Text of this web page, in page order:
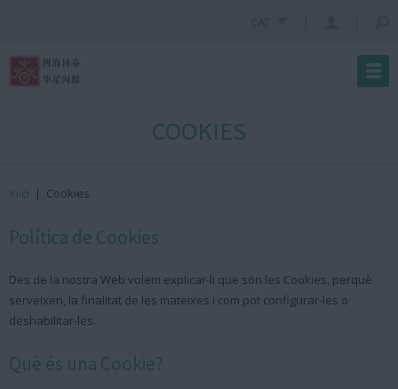
COOKIES
Inici | Cookies
Política de Cookies
Des de la nostra Web volem explicar-li que són les Cookies, perquè
serveixen, la finalitat de les mateixes i com pot configurar-les o
deshabilitar-les.
Què és una Cookie?